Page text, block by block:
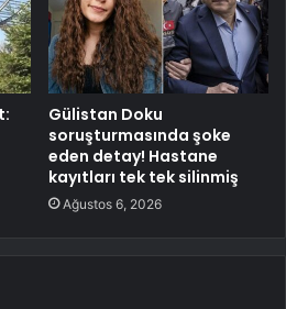
Gülistan Doku
soruşturmasında şoke
eden detay! Hastane
kayıtları tek tek silinmiş
Ağustos 6, 2026